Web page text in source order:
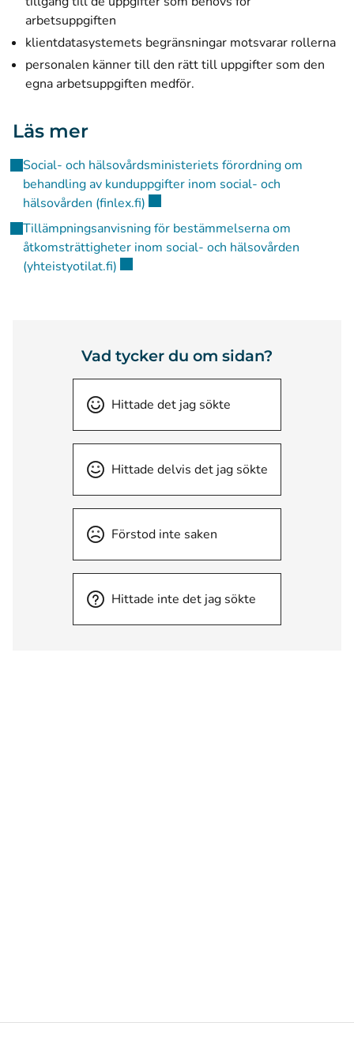
arbetsuppgiften
klientdatasystemets begränsningar motsvarar rollerna
personalen känner till den rätt till uppgifter som den
egna arbetsuppgiften medför.
Läs mer
Social- och hälsovårdsministeriets förordning om
behandling av kunduppgifter inom social- och
hälsovården (finlex.fi)
Tillämpningsanvisning för bestämmelserna om
åtkomsträttigheter inom social- och hälsovården
(yhteistyotilat.fi)
Vad tycker du om sidan?
Hittade det jag sökte
Hittade delvis det jag sökte
Förstod inte saken
Hittade inte det jag sökte